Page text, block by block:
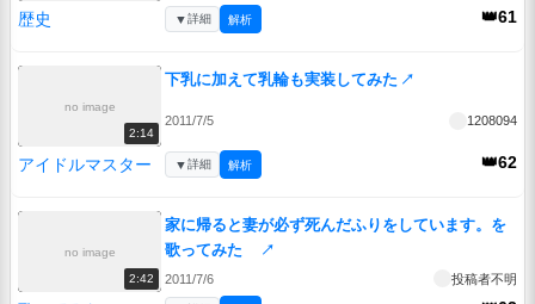
歴史 👑61
▼詳細 解析
no image
2:14
下乳に加えて乳輪も実装してみた ↗
2011/7/5 1208094
アイドルマスター 👑62
▼詳細 解析
no image
2:42
家に帰ると妻が必ず死んだふりをしています。を
歌ってみた
↗
2011/7/6 投稿者不明